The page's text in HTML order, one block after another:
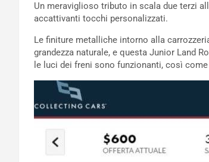
Un meraviglioso tributo in scala due terzi
accattivanti tocchi personalizzati.
Le finiture metalliche intorno alla
grandezza naturale, e questa Junior Land
le luci dei freni sono funzionanti, così